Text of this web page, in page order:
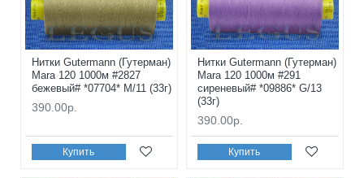
Нитки Gutermann (Гутерман)
Mara 120 1000м #2827
бежевый# *07704* M/11 (33г)
390.00р.
Купить
Нитки Gutermann (Гутерман)
Mara 120 1000м #291
сиреневый# *09886* G/13
(33г)
390.00р.
Купить